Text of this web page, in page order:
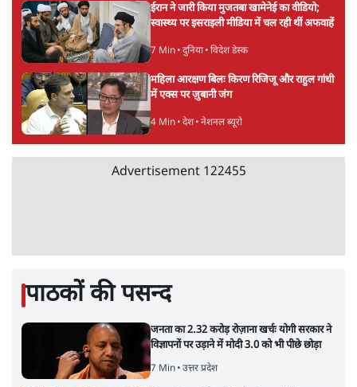
ईरान ने जारी किया मुजतबा खामेनेई का वीडियो;
स्वास्थ्य पर इसराइली मीडिया में चल रही थीं अफवाहें
7 Min• दुनिया• विदेश डेस्क
महिला आरक्षण बिलः किरण रिजिजू और राहुल गांधी
में एक्स पर ज़ुबानी जंग
4 Min• देश• नेशनल ब्यूरो
Advertisement 122455
पाठकों की पसन्द
जनता का 2.32 करोड़ रोज़ाना खर्चः योगी सरकार ने
विज्ञापनों पर उड़ाने में मोदी 3.0 को भी पीछे छोड़ा
7 Min• उत्तर प्रदेश